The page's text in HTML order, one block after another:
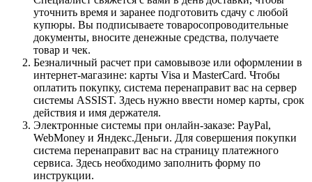
уточнить время и заранее подготовить сдачу с любой
купюры. Вы подписываете товаросопроводительные
документы, вносите денежные средства, получаете
товар и чек.
Безналичный расчет при самовывозе или оформлении в
интернет-магазине: карты Visa и MasterCard. Чтобы
оплатить покупку, система перенаправит вас на сервер
системы ASSIST. Здесь нужно ввести номер карты, срок
действия и имя держателя.
Электронные системы при онлайн-заказе: PayPal,
WebMoney и Яндекс.Деньги. Для совершения покупки
система перенаправит вас на страницу платежного
сервиса. Здесь необходимо заполнить форму по
инструкции.